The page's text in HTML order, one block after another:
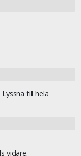
till hela
vidare.